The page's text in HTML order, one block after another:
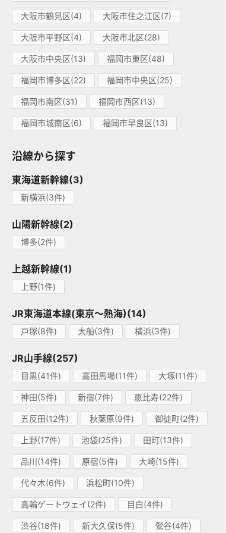
大阪市鶴見区(4) 大阪市住之江区(7)
大阪市平野区(4) 大阪市北区(28)
大阪市中央区(13) 福岡市東区(48)
福岡市博多区(22) 福岡市中央区(25)
福岡市南区(31) 福岡市西区(13)
福岡市城南区(6) 福岡市早良区(13)
沿線から探す
東海道新幹線(3)
新横浜(3件)
山陽新幹線(2)
博多(2件)
上越新幹線(1)
上野(1件)
JR東海道本線(東京～熱海)(14)
戸塚(8件) 大船(3件) 横浜(3件)
JR山手線(257)
目黒(41件) 高田馬場(11件) 大塚(11件)
神田(5件) 新宿(7件) 恵比寿(22件)
五反田(12件) 秋葉原(9件) 御徒町(2件)
上野(17件) 池袋(25件) 田町(13件)
品川(14件) 原宿(5件) 大崎(15件)
代々木(6件) 浜松町(10件)
高輪ゲートウェイ(2件) 目白(4件)
渋谷(18件) 新大久保(5件) 鶯谷(4件)